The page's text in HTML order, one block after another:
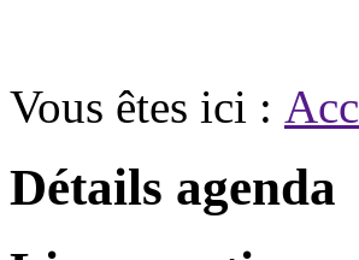
Vous êtes ici :
Détails agenda